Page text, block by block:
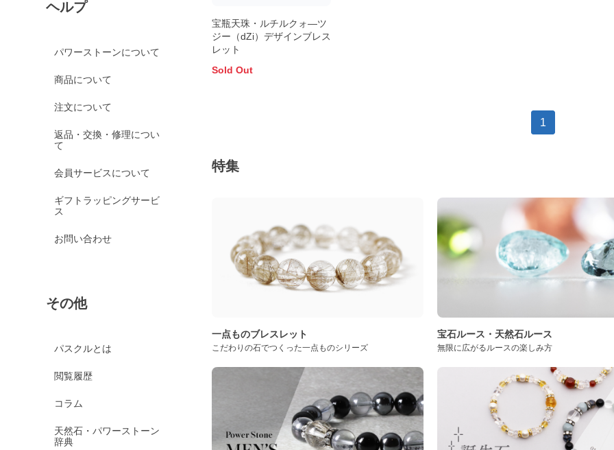
ヘルプ
パワーストーンについて
商品について
注文について
返品・交換・修理につい
て
会員サービスについて
ギフトラッピングサービ
ス
お問い合わせ
その他
パスクルとは
閲覧履歴
コラム
天然石・パワーストーン
辞典
宝瓶天珠・ルチルクォ―ツ
ジー（dZi）デザインブレス
レット
Sold Out
1
特集
一点ものブレスレット
こだわりの石でつくった一点ものシリーズ
宝石ルース・天然石ルース
無限に広がるルースの楽しみ方